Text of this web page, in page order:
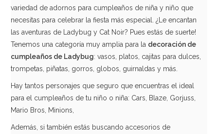
Set de 4 Cortadores para Tarta de Fútbol
4,65€
AÑADIR
variedad de adornos para cumpleaños de niña y niño que
necesitas para celebrar la fiesta más especial. ¿Le encantan
las aventuras de Ladybug y Cat Noir? Pues estás de suerte!
Tenemos una categoría muy amplia para la decoración de
cumpleaños de Ladybug: vasos, platos, cajitas para dulces,
trompetas, piñatas, gorros, globos, guirnaldas y más.
Hay tantos personajes que seguro que encuentras el ideal
para el cumpleaños de tu niño o niña: Cars, Blaze, Gorjuss,
Mario Bros, Minions,
Además, si también estás buscando accesorios de